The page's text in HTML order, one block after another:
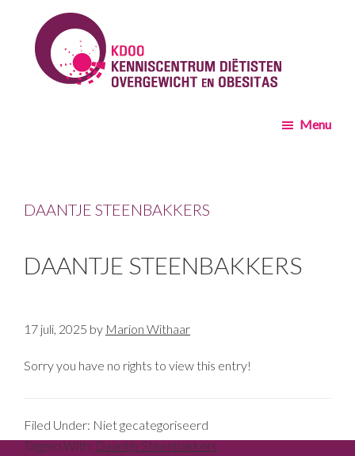
content
Menu
DAANTJE STEENBAKKERS
DAANTJE STEENBAKKERS
17 juli, 2025 by Marion Withaar
Sorry you have no rights to view this entry!
Filed Under: Niet gecategoriseerd
Tagged With:Daantje Steenbakkers